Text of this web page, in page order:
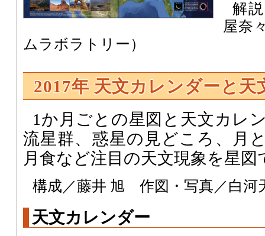
解
屋奈
ムラボラトリー）
2017年 天文カレンダーと天
1か月ごとの星図と天文カレ
流星群、惑星の見どころ、月
月食など注目の天文現象を星
構成／藤井 旭 作図・写真／白河
天文カレンダー